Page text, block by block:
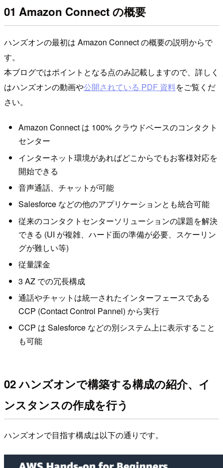
01 Amazon Connect の概要
ハンズオンの最初は Amazon Connect の概要の説明からで
す。
本ブログではポイントとなる点のみ記載しますので、詳しく
はハンズオンの動画や公開されている PDF 資料をご覧くだ
さい。
Amazon Connect は 100% クラウドベースのコンタクト
センター
インターネット環境があればどこからでもお客様対応を
開始できる
音声通話、チャットが可能
Salesforce などの他のアプリケーションとも統合可能
従来のコンタクトセンターソリューションの課題を解決
できる (UI が複雑、ハード面の準備が必要、スケーリン
グが難しい等)
従量課金
3 AZ での冗長構成
通話やチャットは統一されたインターフェースである
CCP (Contact Control Pannel) から実行
CCP は Salesforce などの別システム上に表示すること
も可能
02 ハンズオンで構築する構成の紹介、イ
ンスタンスの作成を行う
ハンズオンで目指す構成は以下の通りです。